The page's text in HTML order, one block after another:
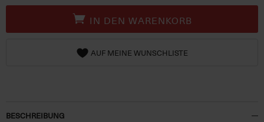
IN DEN WARENKORB
AUF MEINE WUNSCHLISTE
BESCHREIBUNG